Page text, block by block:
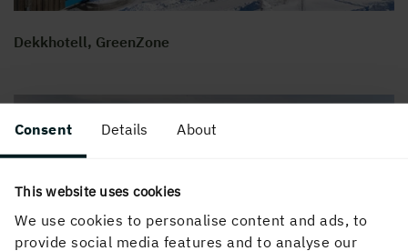
Consent Details About
This website uses cookies
We use cookies to personalise content and ads, to
provide social media features and to analyse our
Dekkhotell, GreenZone